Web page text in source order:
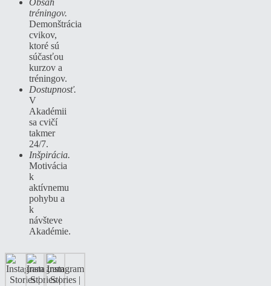
Obsah
tréningov.
Demonštrácia
cvikov,
ktoré sú
súčasťou
kurzov a
tréningov.
Dostupnosť.
V
Akadémii
sa cvičí
takmer
24/7.
Inšpirácia.
Motivácia
k
aktívnemu
pohybu a
k
návšteve
Akadémie.